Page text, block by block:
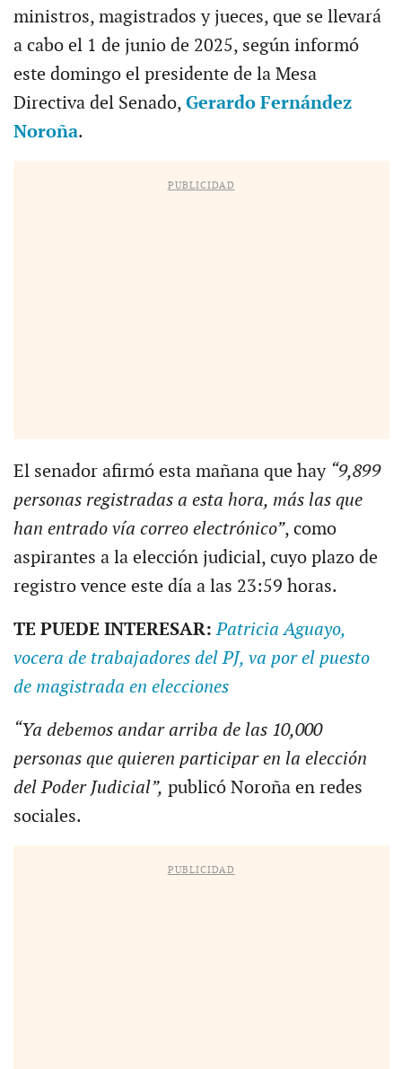
ministros, magistrados y jueces, que se llevará
a cabo el 1 de junio de 2025, según informó
este domingo el presidente de la Mesa
Directiva del Senado, Gerardo Fernández
Noroña.
PUBLICIDAD
El senador afirmó esta mañana que hay “9,899
personas registradas a esta hora, más las que
han entrado vía correo electrónico”, como
aspirantes a la elección judicial, cuyo plazo de
registro vence este día a las 23:59 horas.
TE PUEDE INTERESAR:Patricia Aguayo,
vocera de trabajadores del PJ, va por el puesto
de magistrada en elecciones
“Ya debemos andar arriba de las 10,000
personas que quieren participar en la elección
del Poder Judicial”, publicó Noroña en redes
sociales.
PUBLICIDAD